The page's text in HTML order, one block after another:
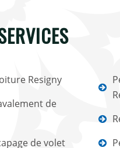
Resigny
de
de volet